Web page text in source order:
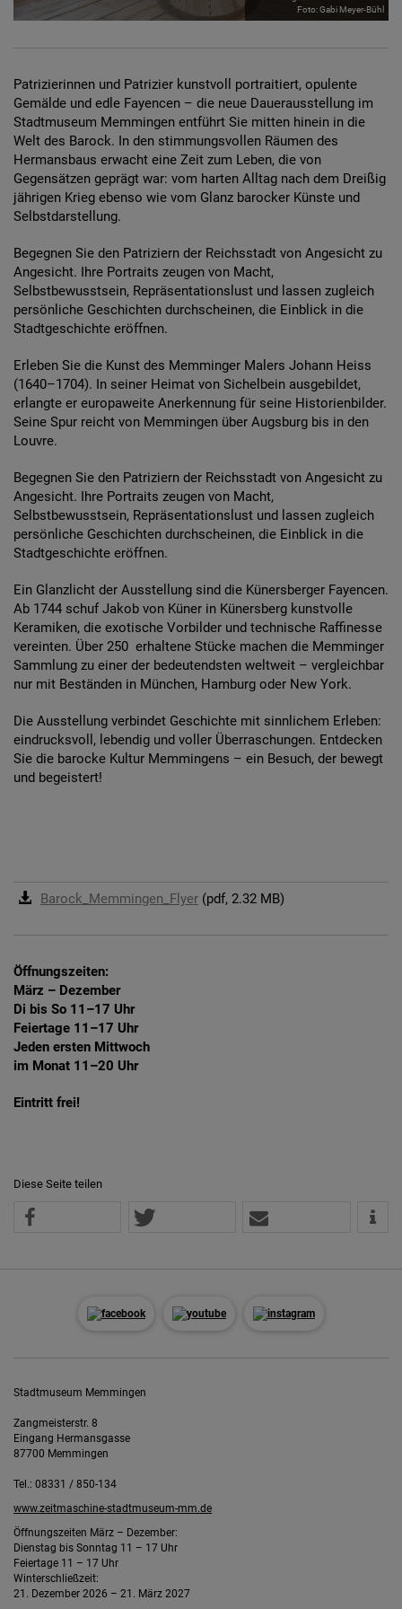
Diese Website nutzt Matomo Analytics für die Auswertung der
Seitenaufrufe als Statistik. Die hierdurch gespeicherten Daten werden
wird und nicht mehr Ihrem Besuch auf unserer Internetseite zugeordnet
werden kann.
YouTube / Vimeo
Videos werden über die Plattformen YouTube oder Vimeo eingebunden.
Wir nutzen YouTube im erweiterten Datenschutzmodus. Dieser Modus
bewirkt laut YouTube, dass YouTube keine Informationen über die
Besucher auf dieser Website speichert, bevor diese sich das Video
Eingebundene Inhalte
Optional sind externe Inhalte auf den Seiten dieser Website
eingebunden. Das können Kartendienste wie z.B. Google Maps sein
oder auch Anwendungen einer externen Website.
Foto: Gabi Meyer-Bühl
Patrizierinnen und Patrizier kunstvoll portraitiert, opulente
Gemälde und edle Fayencen – die neue Dauerausstellung im
Stadtmuseum Memmingen entführt Sie mitten hinein in die
Welt des Barock. In den stimmungsvollen Räumen des
Hermansbaus erwacht eine Zeit zum Leben, die von
Gegensätzen geprägt war: vom harten Alltag nach dem Dreißig
jährigen Krieg ebenso wie vom Glanz barocker Künste und
Selbstdarstellung.
Begegnen Sie den Patriziern der Reichsstadt von Angesicht zu
Angesicht. Ihre Portraits zeugen von Macht,
Selbstbewusstsein, Repräsentationslust und lassen zugleich
persönliche Geschichten durchscheinen, die Einblick in die
Stadtgeschichte eröffnen.
Erleben Sie die Kunst des Memminger Malers Johann Heiss
(1640–1704). In seiner Heimat von Sichelbein ausgebildet,
erlangte er europaweite Anerkennung für seine Historienbilder.
Seine Spur reicht von Memmingen über Augsburg bis in den
Louvre.
Begegnen Sie den Patriziern der Reichsstadt von Angesicht zu
Angesicht. Ihre Portraits zeugen von Macht,
Selbstbewusstsein, Repräsentationslust und lassen zugleich
persönliche Geschichten durchscheinen, die Einblick in die
Stadtgeschichte eröffnen.
Ein Glanzlicht der Ausstellung sind die Künersberger Fayencen.
Ab 1744 schuf Jakob von Küner in Künersberg kunstvolle
Keramiken, die exotische Vorbilder und technische Raffinesse
vereinten. Über 250 erhaltene Stücke machen die Memminger
Sammlung zu einer der bedeutendsten weltweit – vergleichbar
nur mit Beständen in München, Hamburg oder New York.
Die Ausstellung verbindet Geschichte mit sinnlichem Erleben:
eindrucksvoll, lebendig und voller Überraschungen. Entdecken
Sie die barocke Kultur Memmingens – ein Besuch, der bewegt
und begeistert!
Barock_Memmingen_Flyer (pdf, 2.32 MB)
Öffnungszeiten:
März – Dezember
Di bis So 11–17 Uhr
Feiertage 11–17 Uhr
Jeden ersten Mittwoch
im Monat 11–20 Uhr
Eintritt frei!
Diese Seite teilen
Stadtmuseum Memmingen
Zangmeisterstr. 8
Eingang Hermansgasse
87700 Memmingen
Tel.: 08331 / 850-134
www.zeitmaschine-stadtmuseum-mm.de
Öffnungszeiten März – Dezember:
Dienstag bis Sonntag 11 – 17 Uhr
Feiertage 11 – 17 Uhr
Winterschließzeit:
21. Dezember 2026 – 21. März 2027